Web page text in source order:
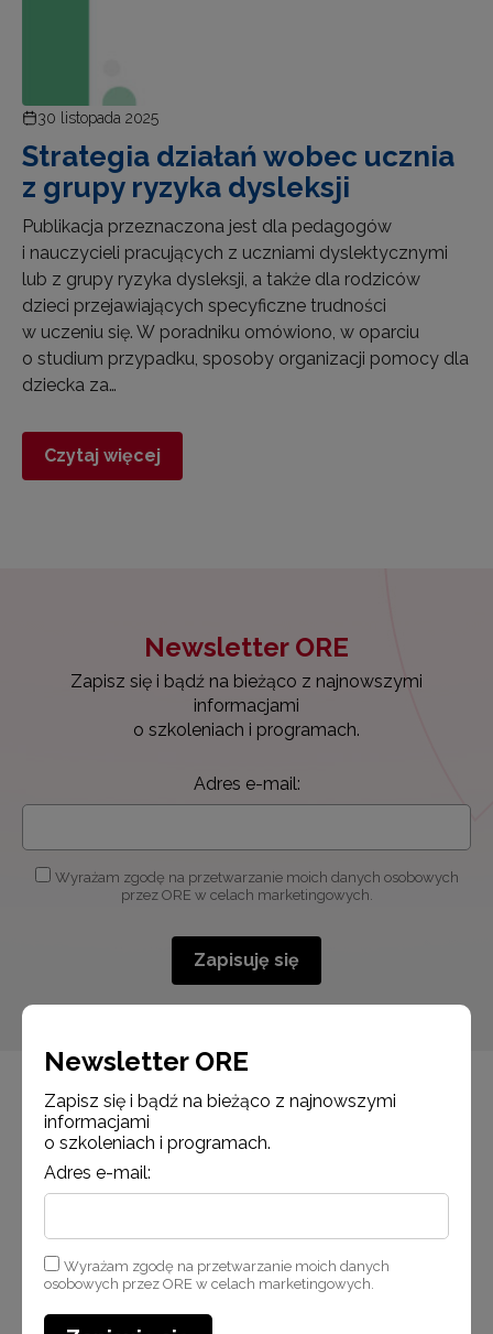
30 listopada 2025
Strategia działań wobec ucznia
z grupy ryzyka dysleksji
Publikacja przeznaczona jest dla pedagogów
i nauczycieli pracujących z uczniami dyslektycznymi
lub z grupy ryzyka dysleksji, a także dla rodziców
dzieci przejawiających specyficzne trudności
w uczeniu się. W poradniku omówiono, w oparciu
o studium przypadku, sposoby organizacji pomocy dla
dziecka za…
Czytaj więcej
Newsletter ORE
Zapisz się i bądź na bieżąco z najnowszymi
informacjami
o szkoleniach i programach.
Adres e-mail:
Wyrażam zgodę na przetwarzanie moich danych osobowych
przez ORE w celach marketingowych.
Zapisuję się
Newsletter ORE
Zapisz się i bądź na bieżąco z najnowszymi
informacjami
o szkoleniach i programach.
Adres e-mail:
Wyrażam zgodę na przetwarzanie moich danych
osobowych przez ORE w celach marketingowych.